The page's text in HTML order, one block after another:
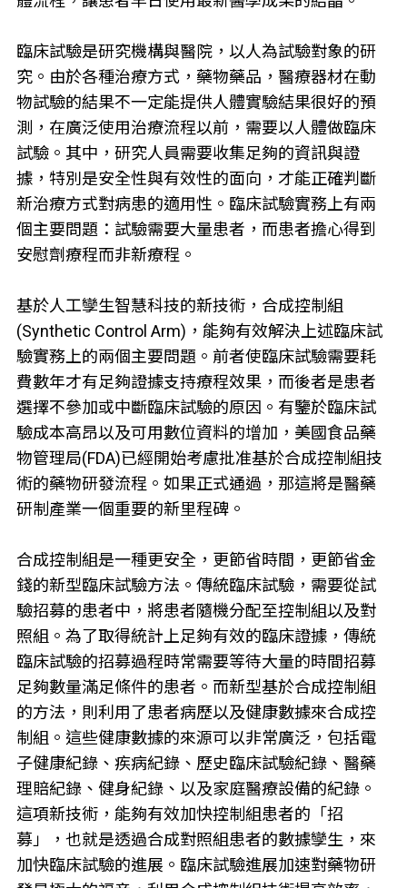
臨床試驗是研究機構與醫院，以人為試驗對象的研
究。由於各種治療方式，藥物藥品，醫療器材在動
物試驗的結果不一定能提供人體實驗結果很好的預
測，在廣泛使用治療流程以前，需要以人體做臨床
試驗。其中，研究人員需要收集足夠的資訊與證
據，特別是安全性與有效性的面向，才能正確判斷
新治療方式對病患的適用性。臨床試驗實務上有兩
個主要問題：試驗需要大量患者，而患者擔心得到
安慰劑療程而非新療程。
基於人工孿生智慧科技的新技術，合成控制組
(Synthetic Control Arm)，能夠有效解決上述臨床試
驗實務上的兩個主要問題。前者使臨床試驗需要耗
費數年才有足夠證據支持療程效果，而後者是患者
選擇不參加或中斷臨床試驗的原因。有鑒於臨床試
驗成本高昂以及可用數位資料的增加，美國食品藥
物管理局(FDA)已經開始考慮批准基於合成控制組技
術的藥物研發流程。如果正式通過，那這將是醫藥
研制產業一個重要的新里程碑。
合成控制組是一種更安全，更節省時間，更節省金
錢的新型臨床試驗方法。傳統臨床試驗，需要從試
驗招募的患者中，將患者隨機分配至控制組以及對
照組。為了取得統計上足夠有效的臨床證據，傳統
臨床試驗的招募過程時常需要等待大量的時間招募
足夠數量滿足條件的患者。而新型基於合成控制組
的方法，則利用了患者病歷以及健康數據來合成控
制組。這些健康數據的來源可以非常廣泛，包括電
子健康紀錄、疾病紀錄、歷史臨床試驗紀錄、醫藥
理賠紀錄、健身紀錄、以及家庭醫療設備的紀錄。
這項新技術，能夠有效加快控制組患者的「招
募」，也就是透過合成對照組患者的數據孿生，來
加快臨床試驗的進展。臨床試驗進展加速對藥物研